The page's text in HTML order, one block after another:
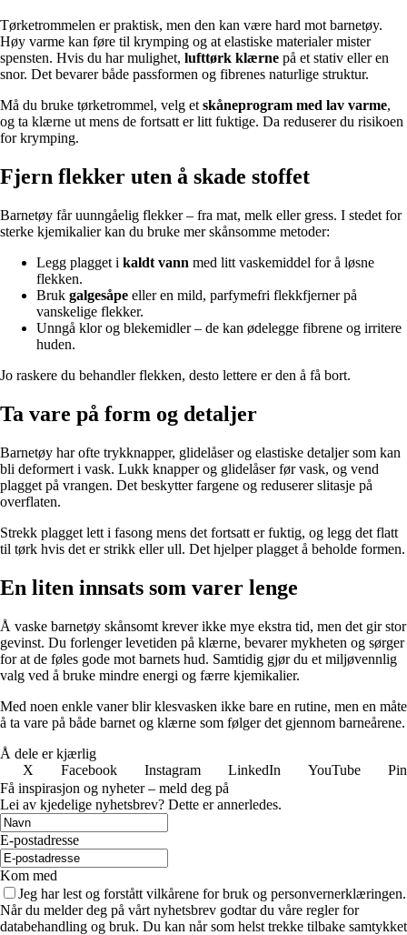
Tørketrommelen er praktisk, men den kan være hard mot barnetøy.
Høy varme kan føre til krymping og at elastiske materialer mister
spensten. Hvis du har mulighet, lufttørk klærne på et stativ eller en
snor. Det bevarer både passformen og fibrenes naturlige struktur.
Må du bruke tørketrommel, velg et skåneprogram med lav varme,
og ta klærne ut mens de fortsatt er litt fuktige. Da reduserer du risikoen
for krymping.
Fjern flekker uten å skade stoffet
Barnetøy får uunngåelig flekker – fra mat, melk eller gress. I stedet for
sterke kjemikalier kan du bruke mer skånsomme metoder:
Legg plagget i kaldt vann med litt vaskemiddel for å løsne
flekken.
Bruk galgesåpe eller en mild, parfymefri flekkfjerner på
vanskelige flekker.
Unngå klor og blekemidler – de kan ødelegge fibrene og irritere
huden.
Jo raskere du behandler flekken, desto lettere er den å få bort.
Ta vare på form og detaljer
Barnetøy har ofte trykknapper, glidelåser og elastiske detaljer som kan
bli deformert i vask. Lukk knapper og glidelåser før vask, og vend
plagget på vrangen. Det beskytter fargene og reduserer slitasje på
overflaten.
Strekk plagget lett i fasong mens det fortsatt er fuktig, og legg det flatt
til tørk hvis det er strikk eller ull. Det hjelper plagget å beholde formen.
En liten innsats som varer lenge
Å vaske barnetøy skånsomt krever ikke mye ekstra tid, men det gir stor
gevinst. Du forlenger levetiden på klærne, bevarer mykheten og sørger
for at de føles gode mot barnets hud. Samtidig gjør du et miljøvennlig
valg ved å bruke mindre energi og færre kjemikalier.
Med noen enkle vaner blir klesvasken ikke bare en rutine, men en måte
å ta vare på både barnet og klærne som følger det gjennom barneårene.
Å dele er kjærlig
X
Facebook Instagram LinkedIn YouTube
Få inspirasjon og nyheter – meld deg på
Lei av kjedelige nyhetsbrev? Dette er annerledes.
E-postadresse
Kom med
Jeg har lest og forstått vilkårene for bruk og personvernerklæringen.
Når du melder deg på vårt nyhetsbrev godtar du våre regler for
databehandling og bruk. Du kan når som helst trekke tilbake samtykket